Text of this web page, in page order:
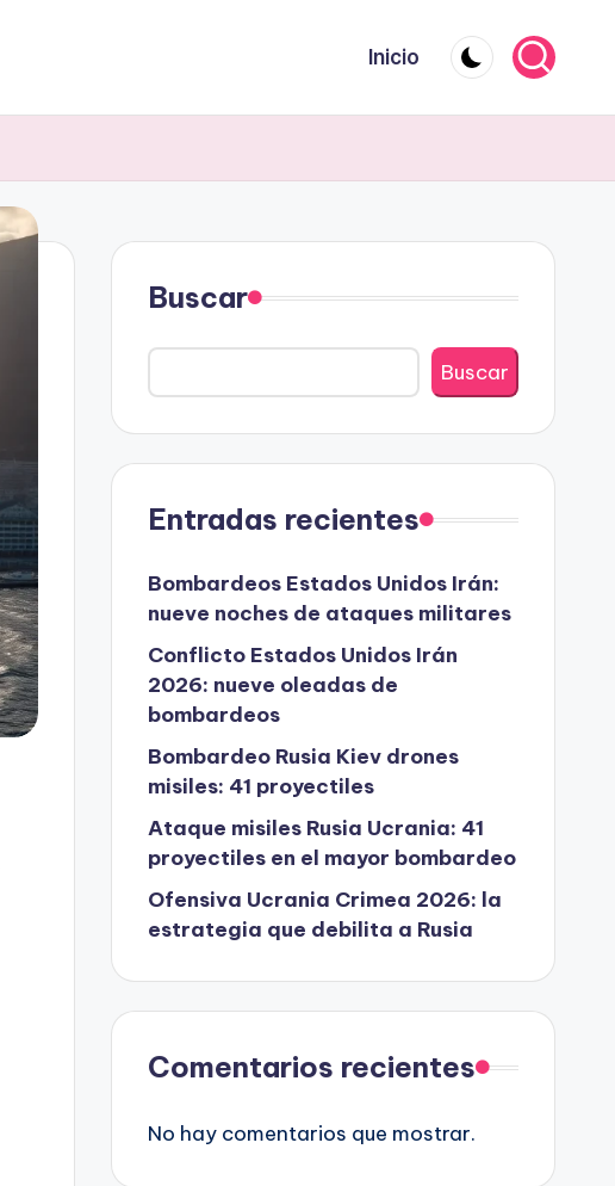
Inicio
Buscar
Buscar
Entradas recientes
Bombardeos Estados Unidos Irán:
nueve noches de ataques militares
Conflicto Estados Unidos Irán
2026: nueve oleadas de
bombardeos
Bombardeo Rusia Kiev drones
misiles: 41 proyectiles
Ataque misiles Rusia Ucrania: 41
proyectiles en el mayor bombardeo
Ofensiva Ucrania Crimea 2026: la
estrategia que debilita a Rusia
Comentarios recientes
No hay comentarios que mostrar.